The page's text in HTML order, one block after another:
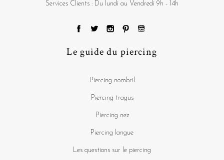
Services Clients : Du lundi au Vendredi 9h - 14h
Le guide du piercing
Piercing nombril
Piercing tragus
Piercing nez
Piercing langue
Les questions sur le piercing